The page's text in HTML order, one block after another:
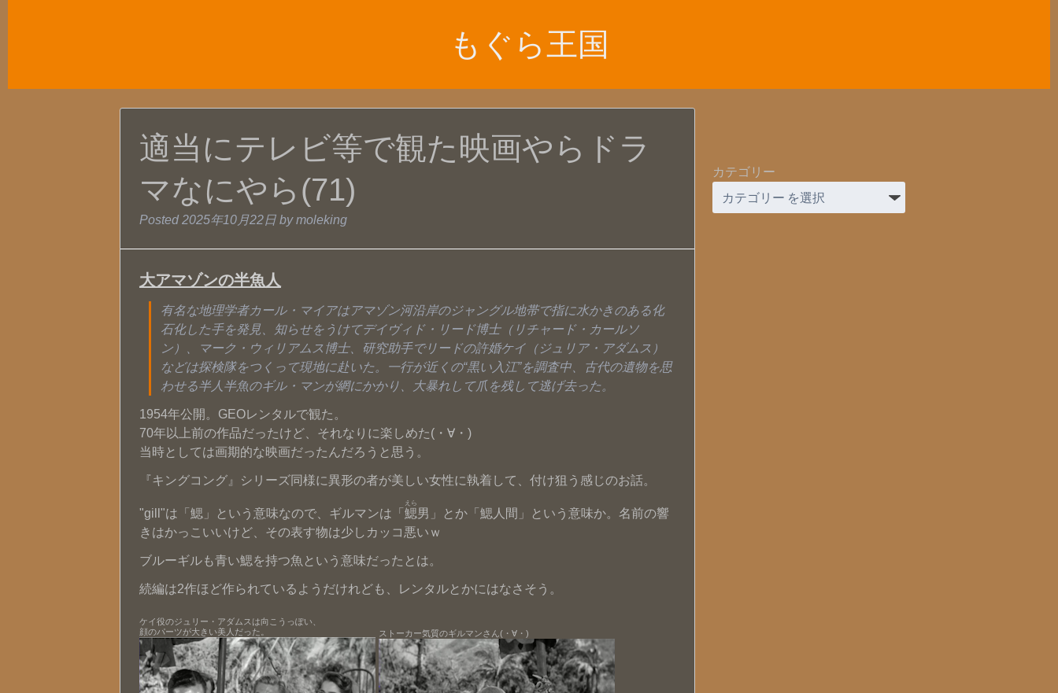
もぐら王国
適当にテレビ等で観た映画やらドラ
マなにやら(71)
Posted2025年10月22日 by moleking
大アマゾンの半魚人
有名な地理学者カール・マイアはアマゾン河沿岸のジャングル地帯で指に水かきのある化
石化した手を発見、知らせをうけてデイヴィド・リード博士（リチャード・カールソ
ン）、マーク・ウィリアムス博士、研究助手でリードの許婚ケイ（ジュリア・アダムス）
などは探検隊をつくって現地に赴いた。一行が近くの“黒い入江”を調査中、古代の遺物を思
わせる半人半魚のギル・マンが網にかかり、大暴れして爪を残して逃げ去った。
1954年公開。GEOレンタルで観た。
70年以上前の作品だったけど、それなりに楽しめた(・∀・)
当時としては画期的な映画だったんだろうと思う。
『キングコング』シリーズ同様に異形の者が美しい女性に執着して、付け狙う感じのお話。
"gill"は「鰓」という意味なので、ギルマンは「 鰓
えら
男」とか「鰓人間」という意味か。名前の響
きはかっこいいけど、その表す物は少しカッコ悪いｗ
ブルーギルも青い鰓を持つ魚という意味だったとは。
続編は2作ほど作られているようだけれども、レンタルとかにはなさそう。
ケイ役のジュリー・アダムスは向こうっぽい、
顔のパーツが大きい美人だった。
ストーカー気質のギルマンさん(・∀・)
カテゴリー